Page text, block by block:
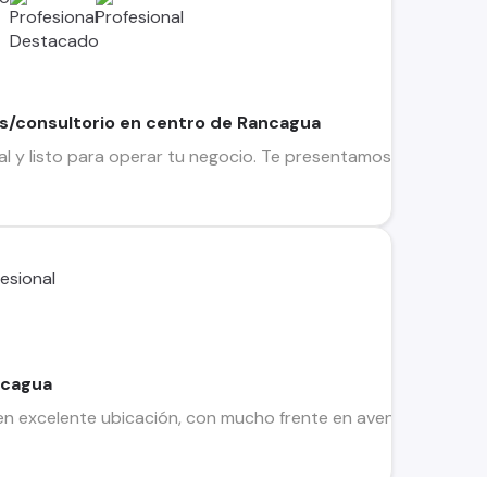
consultorio en centro de Rancagua
y listo para operar tu negocio. Te presentamos este
excelente ubicación, con mucho frente en avenida de